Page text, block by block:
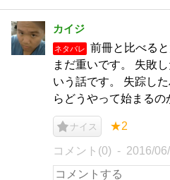
カイジ
ネタバレ
前冊と比べる
まだ重いです。 失敗
いう話です。 失踪し
らどうやって始まるの
ナイス ★2
コメント(0) 2016/06/